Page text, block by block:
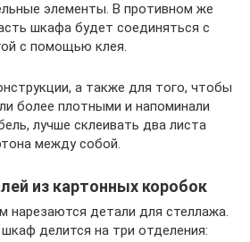
элементы. В противном же
шкафа будет соединяться с
с помощью клея.
а также для того, чтобы
более плотными и напоминали
лучше склеивать два листа
между собой.
из картонных коробок
нарезаются детали для стеллажа.
делится на три отделения: